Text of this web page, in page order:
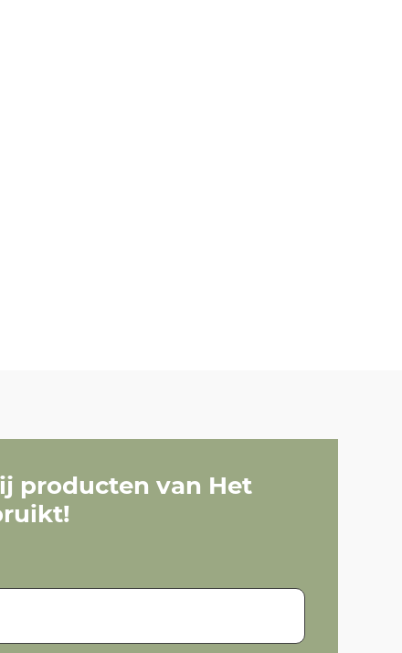
producten van Het